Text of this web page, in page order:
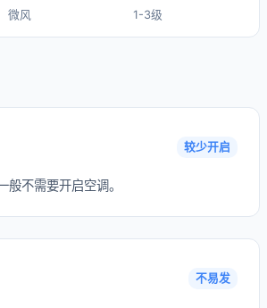
微风 1-3级
较少开启
般不需要开启空调。
不易发